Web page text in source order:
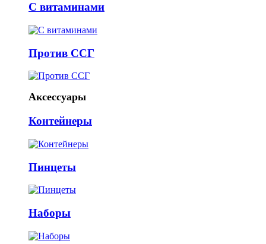
С витаминами
Против ССГ
Аксессуары
Контейнеры
Пинцеты
Наборы